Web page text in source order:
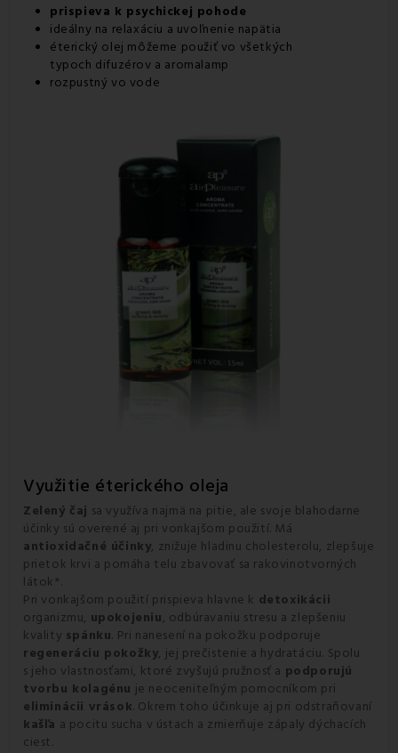
prispieva k psychickej pohode
ideálny na relaxáciu a uvoľnenie napätia
éterický olej môžeme použiť vo všetkých
typoch difuzérov a aromalamp
rozpustný vo vode
Využitie éterického oleja
Zelený čaj sa využíva najmä na pitie, ale svoje blahodarne
účinky sú overené aj pri vonkajšom použití. Má
antioxidačné účinky, znižuje hladinu cholesterolu, zlepšuje
prietok krvi a pomáha telu zbavovať sa rakovinotvorných
látok*.
Pri vonkajšom použití prispieva hlavne k detoxikácii
organizmu, upokojeniu, odbúravaniu stresu a zlepšeniu
kvality spánku. Pri nanesení na pokožku podporuje
regeneráciu pokožky, jej prečistenie a hydratáciu. Spolu
s jeho vlastnosťami, ktoré zvyšujú pružnosť a podporujú
tvorbu kolagénu je neoceniteľným pomocníkom pri
eliminácii vrások. Okrem toho účinkuje aj pri odstraňovaní
kašľa a pocitu sucha v ústach a zmierňuje zápaly dýchacích
ciest.